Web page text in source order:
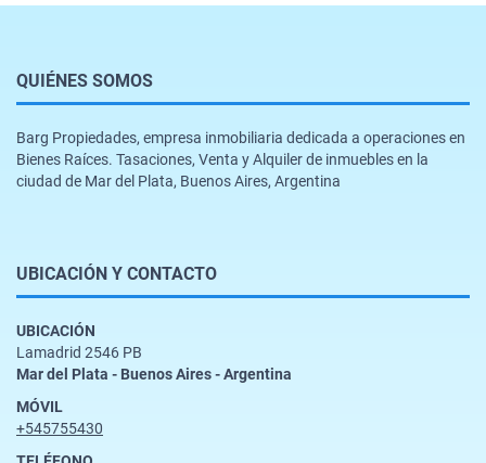
QUIÉNES SOMOS
Barg Propiedades, empresa inmobiliaria dedicada a operaciones en
Bienes Raíces. Tasaciones, Venta y Alquiler de inmuebles en la
ciudad de Mar del Plata, Buenos Aires, Argentina
UBICACIÓN Y CONTACTO
UBICACIÓN
Lamadrid 2546 PB
Mar del Plata - Buenos Aires - Argentina
MÓVIL
+545755430